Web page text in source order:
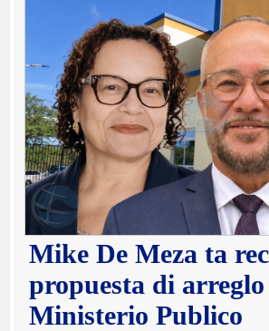
Mike De Meza ta
propuesta di
Ministerio Publico